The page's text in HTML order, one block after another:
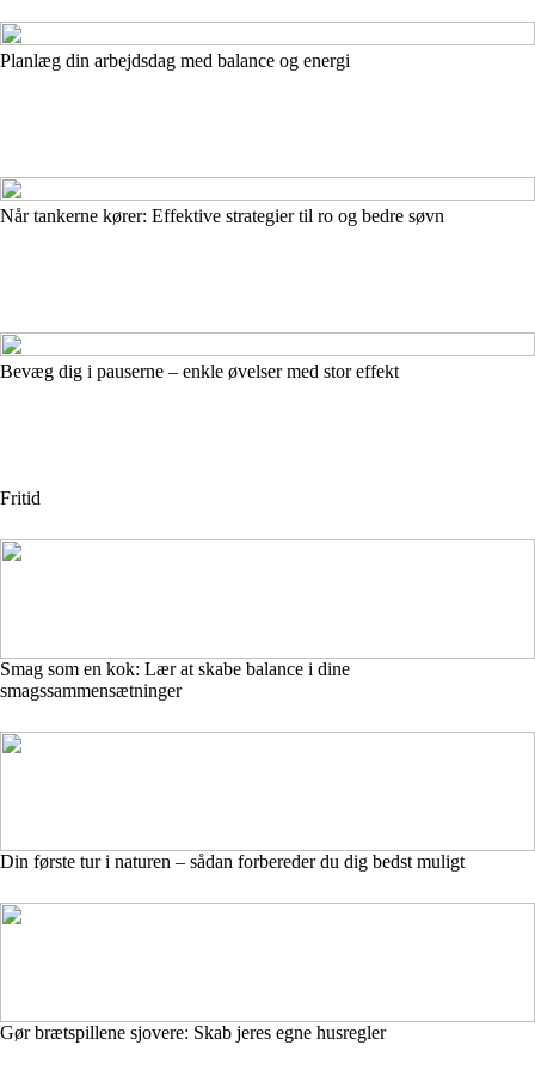
Planlæg din arbejdsdag med balance og energi
Når tankerne kører: Effektive strategier til ro og bedre søvn
Bevæg dig i pauserne – enkle øvelser med stor effekt
Fritid
Smag som en kok: Lær at skabe balance i dine
smagssammensætninger
Din første tur i naturen – sådan forbereder du dig bedst muligt
Gør brætspillene sjovere: Skab jeres egne husregler